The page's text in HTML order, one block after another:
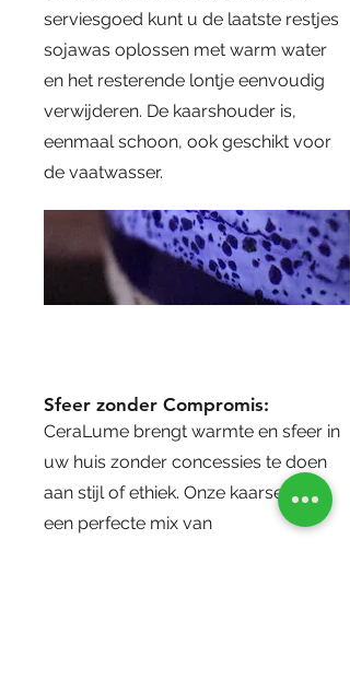
serviesgoed kunt u de laatste restjes
sojawas oplossen met warm water
en het resterende lontje eenvoudig
verwijderen. De kaarshouder is,
eenmaal schoon, ook geschikt voor
de vaatwasser.
Sfeer zonder Compromis:
CeraLume brengt warmte en sfeer in
uw huis zonder concessies te doen
aan stijl of ethiek. Onze kaarsen zijn
een perfecte mix van